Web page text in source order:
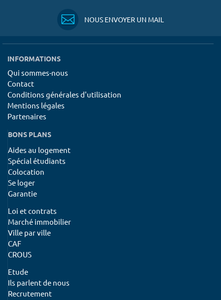
NOUS ENVOYER UN MAIL
INFORMATIONS
Qui sommes-nous
Contact
Conditions générales d'utilisation
Mentions légales
Partenaires
BONS PLANS
Aides au logement
Spécial étudiants
Colocation
Se loger
Garantie
Loi et contrats
Marché immobilier
Ville par ville
CAF
CROUS
Etude
Ils parlent de nous
Recrutement